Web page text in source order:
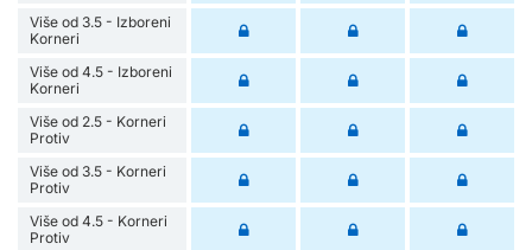
Više od 3.5 - Izboreni
Korneri
Više od 4.5 - Izboreni
Korneri
Više od 2.5 - Korneri
Protiv
Više od 3.5 - Korneri
Protiv
Više od 4.5 - Korneri
Protiv